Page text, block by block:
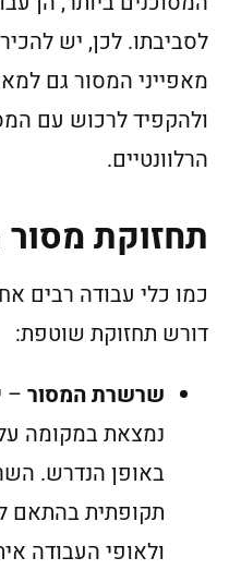
לסביבתו. לכן, יש
מאפייני המסור גם
ולהקפיד לרכוש עם
הרלוונטיים.
תחזוקת
כמו כלי עבודה רבים
דורש תחזוקת שוטפת:
שרשרת המסור –
נמצאת במקומה
באופן הנדרש.
תקופתית בהתאם
ולאופי העבודה